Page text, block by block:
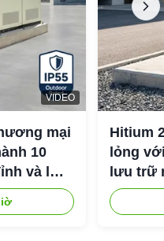
VIDEO
mại
10
và lưu
Hitium
lỏng
lưu trữ